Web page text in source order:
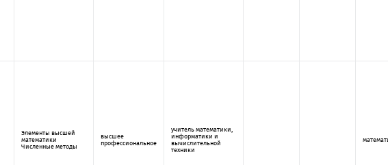
Элементы высшей
математики
Численные методы
высшее
профессиональное
учитель математики,
информатики и
вычислительной
техники